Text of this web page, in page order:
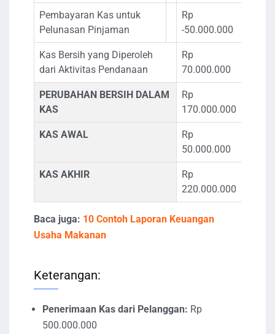
Pembayaran Kas untuk
Pelunasan Pinjaman
Rp
-50.000.000
Kas Bersih yang Diperoleh
dari Aktivitas Pendanaan
Rp
70.000.000
PERUBAHAN BERSIH DALAM
KAS
Rp
170.000.000
KAS AWAL
Rp
50.000.000
KAS AKHIR
Rp
220.000.000
Baca juga: 10 Contoh Laporan Keuangan
Usaha Makanan
Keterangan:
Penerimaan Kas dari Pelanggan: Rp
500.000.000